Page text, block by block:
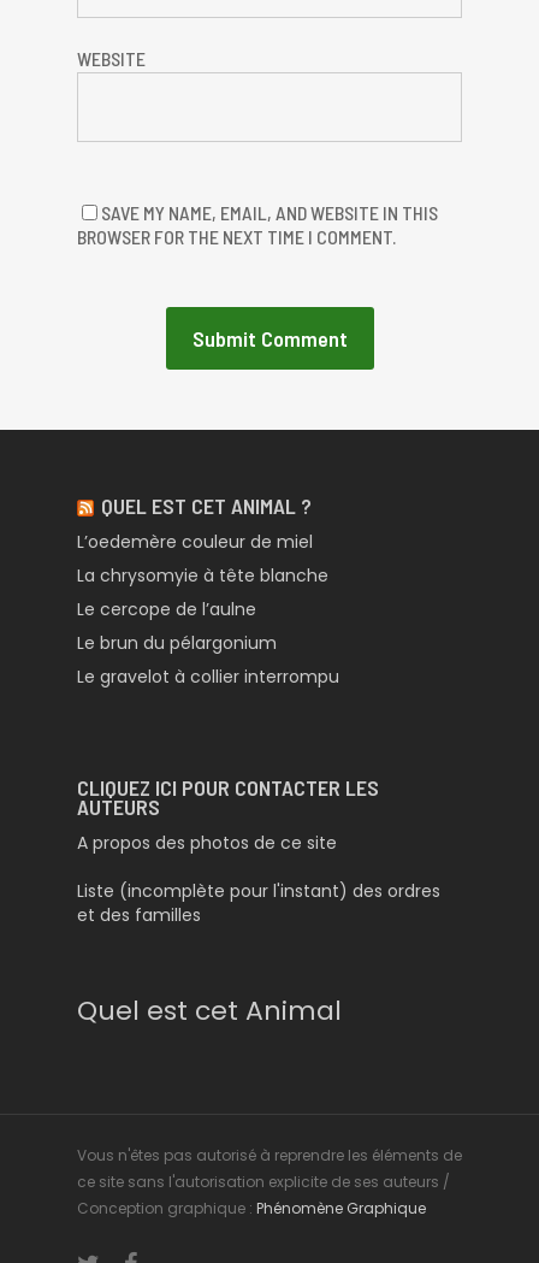
WEBSITE
SAVE MY NAME, EMAIL, AND WEBSITE IN THIS
BROWSER FOR THE NEXT TIME I COMMENT.
QUEL EST CET ANIMAL ?
L’oedemère couleur de miel
La chrysomyie à tête blanche
Le cercope de l’aulne
Le brun du pélargonium
Le gravelot à collier interrompu
CLIQUEZ ICI POUR CONTACTER LES
AUTEURS
A propos des photos de ce site
Liste (incomplète pour l'instant) des ordres
et des familles
Quel est cet Animal
Vous n'êtes pas autorisé à reprendre les éléments de
ce site sans l'autorisation explicite de ses auteurs /
Conception graphique : Phénomène Graphique